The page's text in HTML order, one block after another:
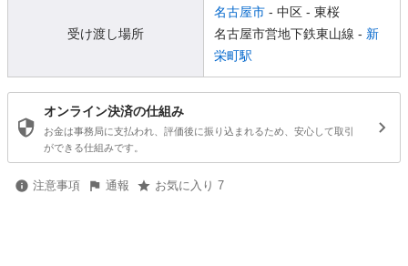
受け渡し場所
名古屋市 - 中区 - 東桜
名古屋市営地下鉄東山線 - 新
栄町駅
オンライン決済の仕組み
お金は事務局に支払われ、評価後に振り込まれるため、安心して取引
ができる仕組みです。
注意事項 通報 お気に入り 7